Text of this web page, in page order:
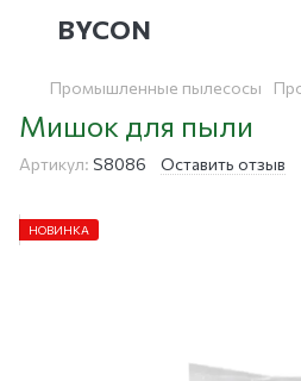
BYCON
Промышленные пылесосы
Мишок для пыли
Артикул: S8086 Оставить отзыв
НОВИНКА